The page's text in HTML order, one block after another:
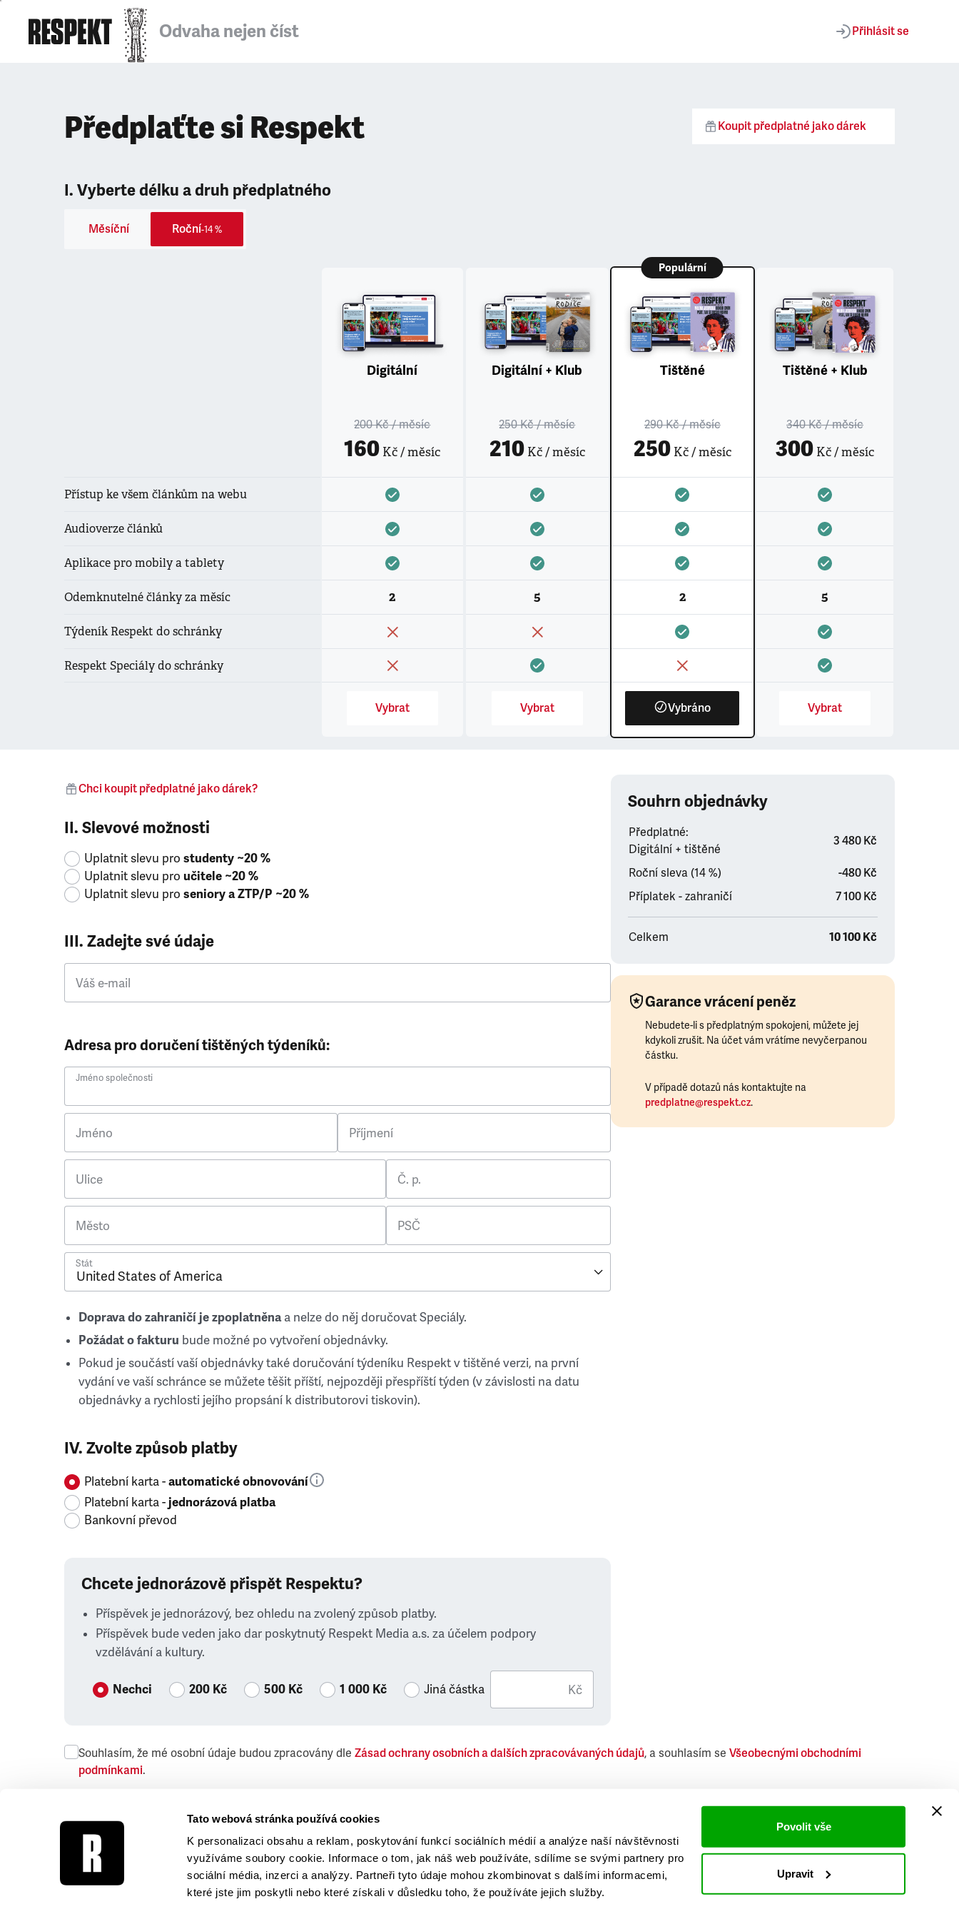
Tato webová stránka používá cookies
K personalizaci obsahu a reklam, poskytování funkcí sociálních médií a analýze naší návštěvnosti
využíváme soubory cookie. Informace o tom, jak náš web používáte, sdílíme se svými partnery pro
sociální média, inzerci a analýzy. Partneři tyto údaje mohou zkombinovat s dalšími informacemi,
které jste jim poskytli nebo které získali v důsledku toho, že používáte jejich služby.
Povolit vše
Upravit
Odvaha nejen číst Přihlásit se
Předplaťte si Respekt Koupit předplatné jako dárek
I. Vyberte délku a druh předplatného
Měsíční Roční-14 %
Přístup ke všem článkům na webu
Audioverze článků
Aplikace pro mobily a tablety
Odemknutelné články za měsíc
Týdeník Respekt do schránky
Respekt Speciály do schránky
Digitální
200 Kč/ měsíc
160 Kč / měsíc
2
Vybrat
Digitální + Klub
250 Kč/ měsíc
210Kč / měsíc
5
Vybrat
Populární
Tištěné
290 Kč/ měsíc
250Kč / měsíc
2
Vybráno
Tištěné + Klub
340 Kč/ měsíc
300 Kč / měsíc
5
Vybrat
Chci koupit předplatné jako dárek?
II. Slevové možnosti
Uplatnit slevu pro studenty ~20 %
Uplatnit slevu pro učitele ~20 %
Uplatnit slevu pro seniory a ZTP/P ~20 %
III. Zadejte své údaje
Váš e-mail
Adresa pro doručení tištěných týdeníků:
Jméno společnosti
Jméno Příjmení
Ulice Č. p.
Město PSČ
Stát
Doprava do zahraničí je zpoplatněnaa nelze do něj doručovat Speciály.
Požádat o fakturu bude možné po vytvoření objednávky.
Pokud je součástí vaší objednávky také doručování týdeníku Respekt v tištěné verzi, na první
vydání ve vaší schránce se můžete těšit příští, nejpozději přespříští týden (v závislosti na datu
objednávky a rychlosti jejího propsání k distributorovi tiskovin).
IV. Zvolte způsob platby
Platební karta -automatické obnovování
Platební karta -jednorázová platba
Bankovní převod
Chcete jednorázově přispět Respektu?
Příspěvek je jednorázový, bez ohledu na zvolený způsob platby.
Příspěvek bude veden jako dar poskytnutý Respekt Media a.s. za účelem podpory
vzdělávání a kultury.
Nechci 200 Kč 500 Kč 1 000 Kč Jiná částka Kč
Souhrn objednávky
Předplatné:
Digitální + tištěné
3 480 Kč
Roční sleva (14 %)
-480 Kč
Příplatek - zahraničí
7 100 Kč
Celkem 10 100 Kč
Garance vrácení peněz
Nebudete-li s předplatným spokojeni, můžete jej
kdykoli zrušit. Na účet vám vrátíme nevyčerpanou
částku.
V případě dotazů nás kontaktujte na
predplatne@respekt.cz.
Souhlasím, že mé osobní údaje budou zpracovány dle Zásad ochrany osobních a dalších zpracovávaných údajů, a souhlasím se Všeobecnými obchodními
podmínkami.